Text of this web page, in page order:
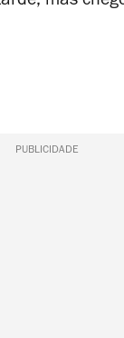
PUBLICIDADE